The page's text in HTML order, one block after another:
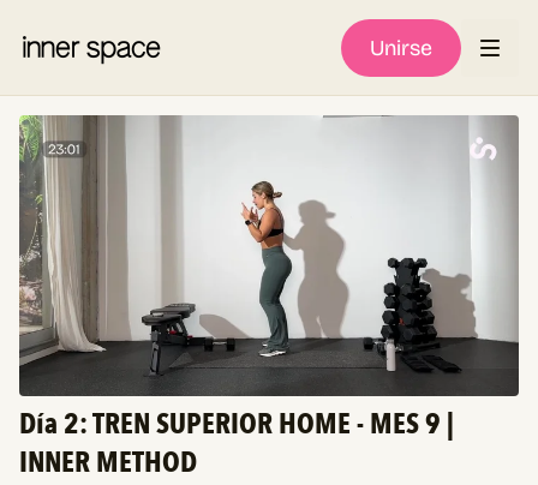
Unirse
Día 2: TREN SUPERIOR HOME - MES 9 |
INNER METHOD